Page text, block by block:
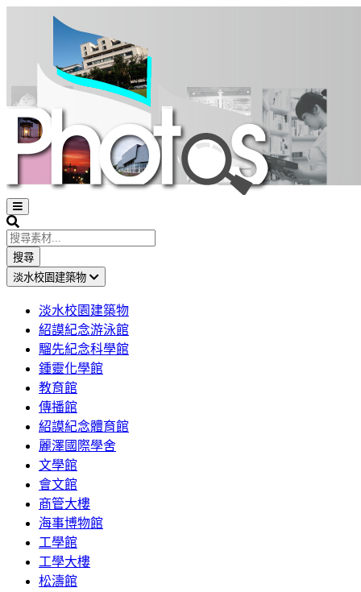
Open
sidebar
Search
搜尋
淡水校園建築物
淡水校園建築物
紹謨紀念游泳館
騮先紀念科學館
鍾靈化學館
教育館
傳播館
紹謨紀念體育館
麗澤國際學舍
文學館
會文館
商管大樓
海事博物館
工學館
工學大樓
松濤館